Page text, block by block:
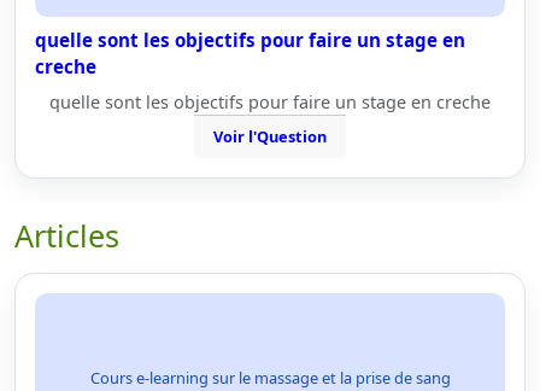
quelle sont les objectifs pour faire un stage en
creche
quelle sont les objectifs pour faire un stage en creche
Voir l'Question
Articles
Cours e-learning sur le massage et la prise de sang